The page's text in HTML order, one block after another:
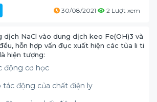
30/08/2021 2 Lượt xem
dịch NaCl vào dung dịch keo Fe(OH)3 và
hỗn hợp vấn đục xuất hiện các tủa li ti
hiện tượng:
động cơ học
động của chất điện ly